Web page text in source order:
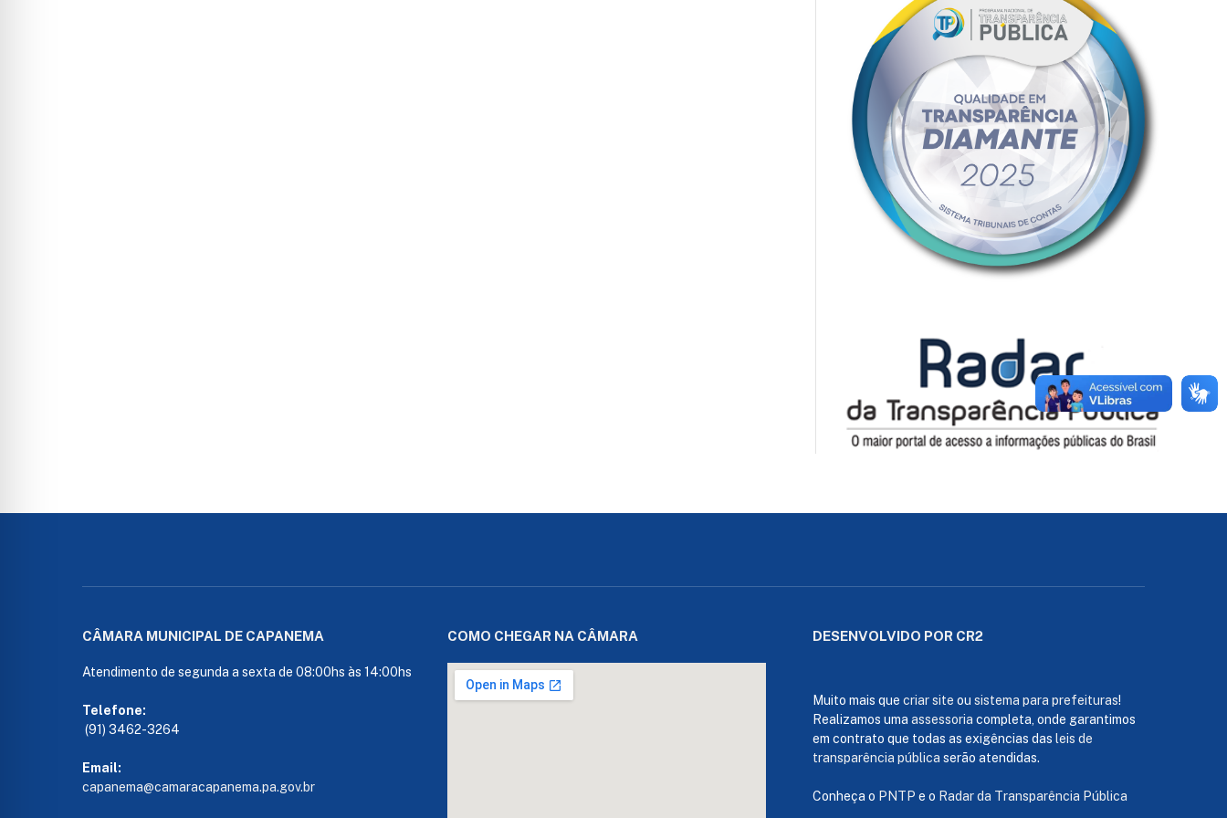
CÂMARA MUNICIPAL DE CAPANEMA
Atendimento de segunda a sexta de 08:00hs às 14:00hs
Telefone:
(91) 3462-3264
Email:
capanema@camaracapanema.pa.gov.br
COMO CHEGAR NA CÂMARA DESENVOLVIDO POR CR2
Muito mais que criar site ou sistema para prefeituras!
Realizamos uma assessoria completa, onde garantimos
em contrato que todas as exigências das leis de
transparência pública serão atendidas.
Conheça o PNTP e o Radar da Transparência Pública